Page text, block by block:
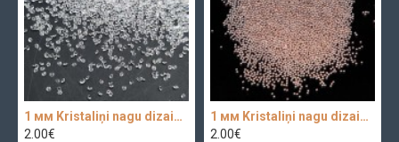
1 мм Kristaliņi nagu dizainam Crystal Clear Glass 100 pc.
2.00€
1 мм Kristaliņi nagu dizainam 100 pc.
2.00€